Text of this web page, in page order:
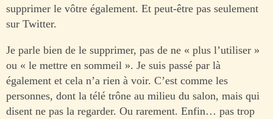
supprimer le vôtre également. Et peut-être pas seulement
sur Twitter.
Je parle bien de le supprimer, pas de ne « plus l’utiliser »
ou « le mettre en sommeil ». Je suis passé par là
également et cela n’a rien à voir. C’est comme les
personnes, dont la télé trône au milieu du salon, mais qui
disent ne pas la regarder. Ou rarement. Enfin… pas trop